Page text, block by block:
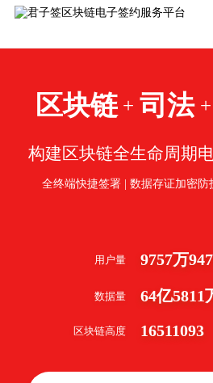
区块链 + 司法 +
构建区块链全生命周期
全终端快捷签署 | 数据存证加密
用户量 9757万
数据量 64亿5811
区块链高度 16511093